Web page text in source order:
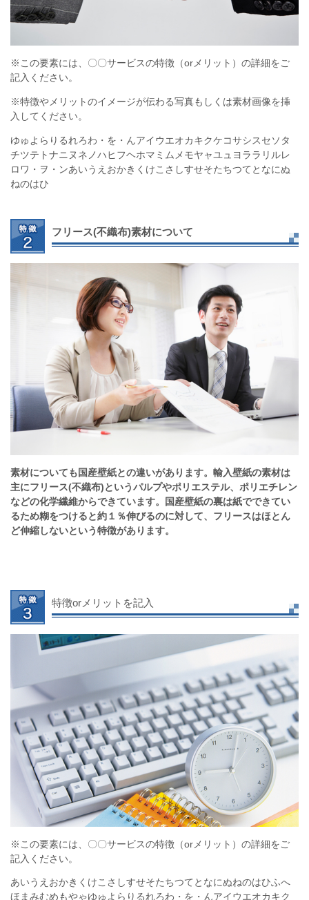
※この要素には、〇〇サービスの特徴（orメリット）の詳細をご
記入ください。
※特徴やメリットのイメージが伝わる写真もしくは素材画像を挿
入してください。
ゆゅよらりるれろわ・を・んアイウエオカキクケコサシスセソタ
チツテトナニヌネノハヒフヘホマミムメモヤャユュヨララリルレ
ロワ・ヲ・ンあいうえおかきくけこさしすせそたちつてとなにぬ
ねのはひ
フリース(不織布)素材について
素材についても国産壁紙との違いがあります。 輸入壁紙の素材は
主にフリース(不織布)というパルプやポリエステル、ポリエチレン
などの化学繊維からできています。国産壁紙の裏は紙でできてい
るため糊をつけると約１％伸びるのに対して、フリースはほとん
ど伸縮しないという特徴があります。
特徴orメリットを記入
※この要素には、〇〇サービスの特徴（orメリット）の詳細をご
記入ください。
あいうえおかきくけこさしすせそたちつてとなにぬねのはひふへ
ほまみむめもやゃゆゅよらりるれろわ・を・んアイウエオカキク